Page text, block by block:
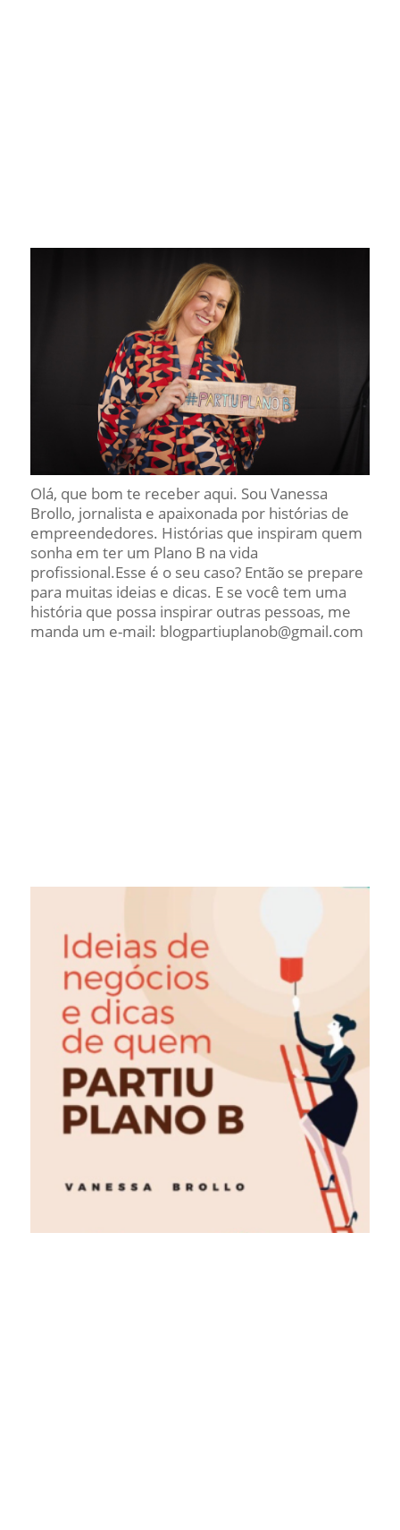
Olá, que bom te receber aqui. Sou Vanessa
Brollo, jornalista e apaixonada por histórias de
empreendedores. Histórias que inspiram quem
sonha em ter um Plano B na vida
profissional.Esse é o seu caso? Então se prepare
para muitas ideias e dicas. E se você tem uma
história que possa inspirar outras pessoas, me
manda um e-mail: blogpartiuplanob@gmail.com